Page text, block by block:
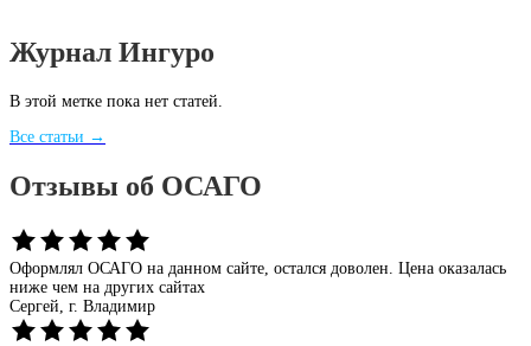
Журнал Ингуро
В этой метке пока нет статей.
Все статьи →
Отзывы об ОСАГО
Оформлял ОСАГО на данном сайте, остался доволен. Цена оказалась
ниже чем на других сайтах
Сергей, г. Владимир